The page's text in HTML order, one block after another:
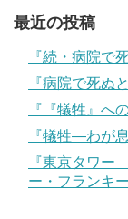
最近の投稿
『続・病院で
『病院で死ぬ
『『犠牲』へ
『犠牲―わが
『東京タワー
ー・フランキ